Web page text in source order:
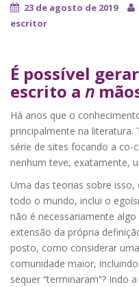
23 de agosto de 2019
escritor
É possível
escrito a n
Há anos que o
principalmente na
série de sites focando a
nenhum teve, exatamente,
Uma das teorias sobre
todo o mundo, inclui o
não é necessariamente
extensão da própria
posto, como considerar
comunidade maior,
sequer “terminaram”? Indo